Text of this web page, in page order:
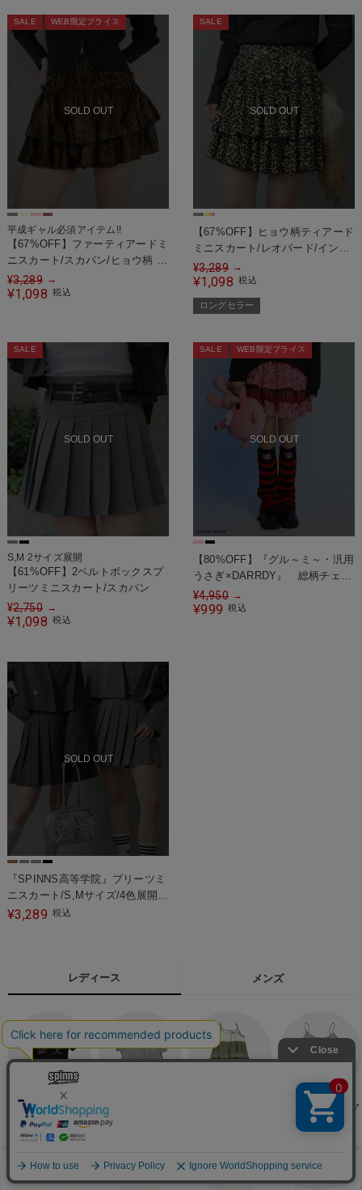
SOLD OUT
SALE WEB限定プライス
平成ギャル必須アイテム!!
【67%OFF】ファーティアードミ
ニスカート/スカパン/ヒョウ柄 /
レオパード
¥3,289 →
¥1,098 税込
SOLD OUT
SALE
【67%OFF】ヒョウ柄ティアード
ミニスカート/レオパード/インナ
ーパンツ付き
¥3,289 →
¥1,098 税込
ロングセラー
SOLD OUT
SALE
S,M 2サイズ展開
【61%OFF】2ベルトボックスプ
リーツミニスカート/スカパン
¥2,750 →
¥1,098 税込
SOLD OUT
SALE WEB限定プライス
【80%OFF】『グル～ミ～・汎用
うさぎ×DARRDY』 総柄チェッ
クスカート/グル～ミ～
¥4,950 →
¥999 税込
SOLD OUT
『SPINNS高等学院』プリーツミ
ニスカート/S,Mサイズ/4色展開/
セットアップ
¥3,289 税込
レディース メンズ
Tシャツ・カットソ
シャツ・ブラウス・
タンクトップ・キャ
ミソール
メニュー お気に入り ログイン 見た商品 カート